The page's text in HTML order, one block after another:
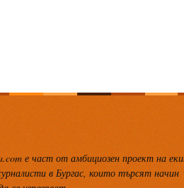
е част от амбициозен проект на
в Бургас, които търсят начин